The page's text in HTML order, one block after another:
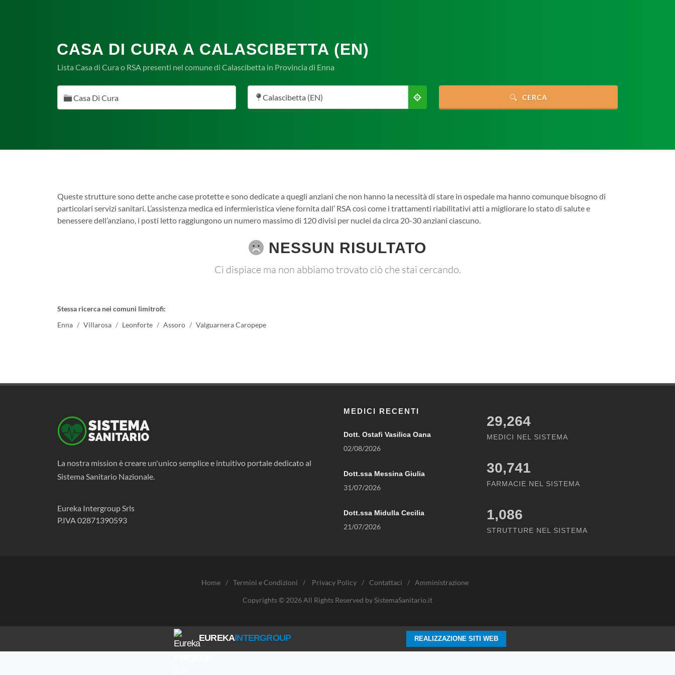
CASA DI CURA A CALASCIBETTA (EN)
Lista Casa di Cura o RSA presenti nel comune di Calascibetta in Provincia di Enna
Casa Di Cura Calascibetta (EN) CERCA
Queste strutture sono dette anche case protette e sono dedicate a quegli anziani che non hanno la necessità di stare in ospedale ma hanno comunque bisogno di
particolari servizi sanitari. L’assistenza medica ed infermieristica viene fornita dall’ RSA così come i trattamenti riabilitativi atti a migliorare lo stato di salute e
benessere dell’anziano, i posti letto raggiungono un numero massimo di 120 divisi per nuclei da circa 20-30 anziani ciascuno.
NESSUN RISULTATO
Ci dispiace ma non abbiamo trovato ciò che stai cercando.
Stessa ricerca nei comuni limitrofi:
Enna
Villarosa Leonforte Assoro Valguarnera Caropepe
La nostra mission è creare un'unico semplice e intuitivo portale dedicato al
Sistema Sanitario Nazionale.
Eureka Intergroup Srls
P.IVA 02871390593
MEDICI RECENTI
Dott. Ostafi Vasilica Oana
02/08/2026
Dott.ssa Messina Giulia
31/07/2026
Dott.ssa Midulla Cecilia
21/07/2026
29,264
MEDICI NEL SISTEMA
30,741
FARMACIE NEL SISTEMA
1,086
STRUTTURE NEL SISTEMA
Home / Termini e Condizioni / Privacy Policy / Contattaci / Amministrazione
Copyrights © 2026 All Rights Reserved by SistemaSanitario.it
EUREKAINTERGROUP REALIZZAZIONE SITI WEB